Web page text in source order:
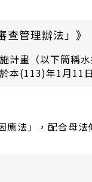
管理辦法」》
計畫（以下簡稱
本(113)年1月
法」，配合母